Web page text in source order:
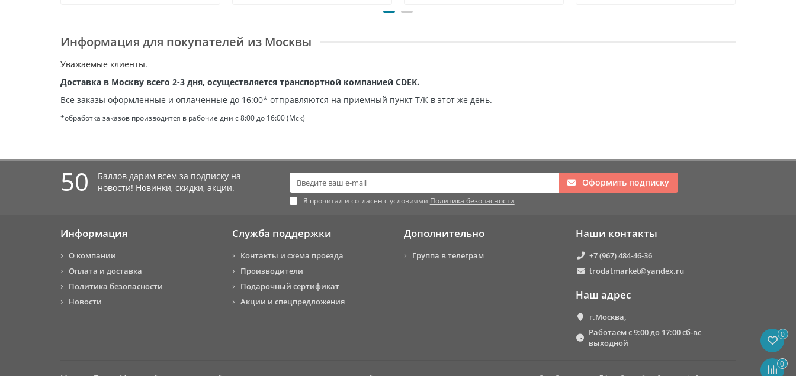
Информация для покупателей из Москвы
Уважаемые клиенты.
Доставка в Москву всего 2-3 дня, осуществляется транспортной компанией CDEK.
Все заказы оформленные и оплаченные до 16:00* отправляются на приемный пункт Т/К в этот же день.
*обработка заказов производится в рабочие дни с 8:00 до 16:00 (Мск)
50
Баллов дарим всем за подписку на
новости! Новинки, скидки, акции.
Оформить подписку
Я прочитал и согласен с условиями Политика безопасности
Информация
О компании
Оплата и доставка
Политика безопасности
Новости
Служба поддержки
Контакты и схема проезда
Производители
Подарочный сертификат
Акции и спецпредложения
Дополнительно
Группа в телеграм
Наши контакты
+7 (967) 484-46-36
trodatmarket@yandex.ru
Наш адрес
г.Москва,
Работаем с 9:00 до 17:00 сб-вс
выходной
0
0